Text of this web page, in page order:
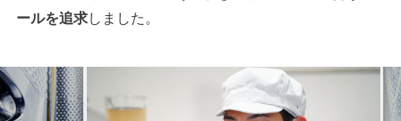
ールを追求しました。